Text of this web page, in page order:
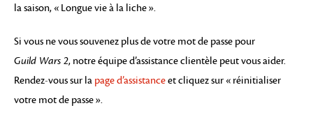
la saison, « Longue vie à la liche ».
Si vous ne vous souvenez plus de votre mot de passe pour
Guild Wars 2, notre équipe d’assistance clientèle peut vous aider.
Rendez-vous sur la page d’assistanceet cliquez sur « réinitialiser
votre mot de passe ».